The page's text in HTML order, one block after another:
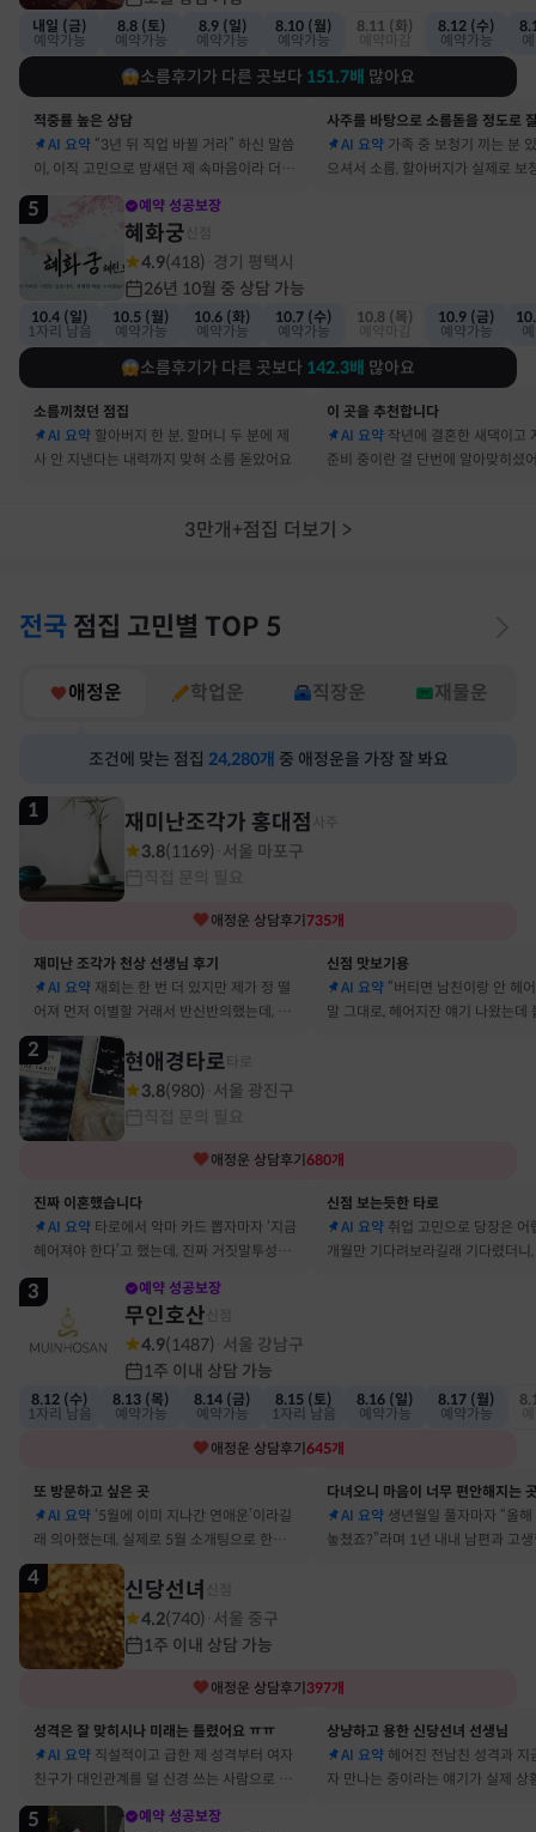
내일 (금)
예약가능
8.8 (토)
예약가능
8.9 (일)
예약가능
8.10 (월)
예약가능
8.11 (화)
8.12 (수)
예약가능
소름후기가 다른 곳보다 151.7배 많아요
적중률 높은 상담
AI 요약 “3년 뒤 직업 바뀔 거라” 하신 말씀
이, 이직 고민으로 밤새던 제 속마음이라 더 신
기했어요
AI 요약 가족 중 보청기 끼는 분
으셔서 소름, 할아버지가 실제로 보
5 예약 성공보장
혜화궁
4.9(418) 경기 평택시
26년 10월 중 상담 가능
10.4 (일)
1자리 남음
10.5 (월)
예약가능
10.6 (화)
예약가능
10.7 (수)
예약가능
10.8 (목)
10.9 (금)
예약가능
소름후기가 다른 곳보다 142.3배 많아요
소름끼쳤던 점집
AI 요약 할아버지 한 분, 할머니 두 분에 제
사 안 지낸다는 내력까지 맞혀 소름 돋았어요
이 곳을 추천합니다
AI 요약 작년에 결혼한 새댁이고
준비 중이란 걸 단번에 알아맞히셨
3만개+점집 더보기 >
전국 점집 고민별 TOP 5
애정운 학업운 직장운 재물운
조건에 맞는 점집 24,280개 중 애정운을 가장 잘 봐요
1 재미난조각가 홍대점
3.8(1169) 서울 마포구
애정운 상담후기 735개
재미난 조각가 천상 선생님 후기
AI 요약 재회는 한 번 더 있지만 제가 정 떨
어져 먼저 이별할 거래서 반신반의했는데, 정
말 재회 후 제가 먼저 헤어지자고 했어요
신점 맛보기용
AI 요약 “버티면 남친이랑 안 헤
말 그대로, 헤어지잔 얘기 나왔는데
2 현애경타로
3.8(980) 서울 광진구
애정운 상담후기 680개
진짜 이혼했습니다
AI 요약 타로에서 악마 카드 뽑자마자 ‘지금
헤어져야 한다’고 했는데, 진짜 거짓말투성이
결혼 생활 끝에 이혼 숙고 중이에요
신점 보는듯한 타로
AI 요약 취업 고민으로 당장은 어
개월만 기다려보라길래 기다렸더니
3 예약 성공보장
무인호산
4.9(1487) 서울 강남구
1주 이내 상담 가능
8.12 (수)
1자리 남음
8.13 (목)
예약가능
8.14 (금)
예약가능
8.15 (토)
1자리 남음
8.16 (일)
예약가능
8.17 (월)
예약가능
애정운 상담후기 645개
또 방문하고 싶은 곳
AI 요약 ‘5월에 이미 지나간 연애운’이라길
래 의아했는데, 실제로 5월 소개팅으로 한참
고민했던 사람이 있었어요
다녀오니 마음이 너무 편안해지는
AI 요약 생년월일 풀자마자 “올
놓쳤죠?”라며 1년 내내 남편과 고
4 신당선녀
4.2(740) 서울 중구
1주 이내 상담 가능
애정운 상담후기 397개
성격은 잘 맞히시나 미래는 틀렸어요 ㅠㅠ
AI 요약 직설적이고 급한 제 성격부터 여자
친구가 대인관계를 덜 신경 쓰는 사람으로 바
뀔 거란 말까지 그대로 현실이 됐어요
상냥하고 용한 신당선녀 선생님
AI 요약 헤어진 전남친 성격과 지
자 만나는 중이라는 얘기가 실제 상
5 예약 성공보장